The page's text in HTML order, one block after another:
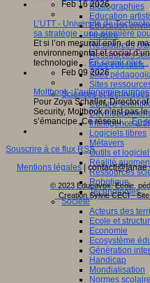
Bibliographies
Education
Education
Histoire
Ressources
Ressources
Sites éducatifs
Sites
Sites
Sciences et techniques
Culture
Intelligence
Logiciels libres
Métavers
Outils et
Réalité
Ressources
Robotique
Technologies
Société
Acteurs des
Ecole et
Economie
Ecosystème
Génération
Handicap
Mondialisation
Normes
Feb 16 2026
L’UTT - Université de
sa stratégie : une première
Et si l’on mesurait enfin, de
environnemental et social
technologie… En savoir plus...
Feb 09 2026
Moltbook : l’autonomie
Pour Zoya Schaller, Director
Security, Moltbook n’est pas
s’émancipe. Ce réseau…En
Souscrire à ce flux RSS
Mentions légales|
© 2023 Educavox, Ecole,
Creation Sylvie CECI -